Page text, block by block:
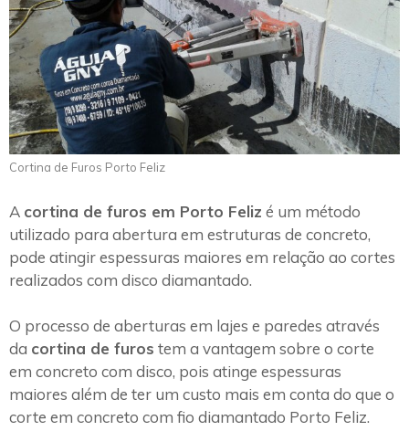
Cortina de Furos Porto Feliz
A cortina de furos em Porto Feliz é um método
utilizado para abertura em estruturas de concreto,
pode atingir espessuras maiores em relação ao cortes
realizados com disco diamantado.
O processo de aberturas em lajes e paredes através
da cortina de furos tem a vantagem sobre o corte
em concreto com disco, pois atinge espessuras
maiores além de ter um custo mais em conta do que o
corte em concreto com fio diamantado Porto Feliz.